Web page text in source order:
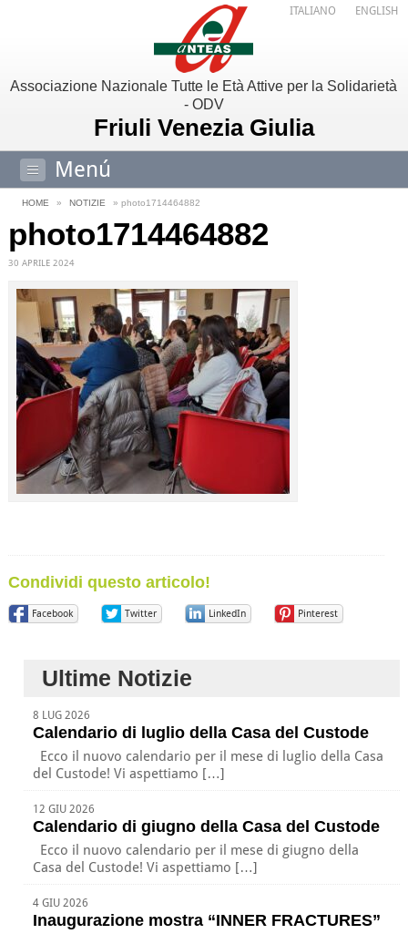
Associazione Nazionale Tutte le Età Attive per la Solidarietà
- ODV
Friuli Venezia Giulia
Menú
ITALIANO ENGLISH
HOME » NOTIZIE » photo1714464882
photo1714464882
30 APRILE 2024
Condividi questo articolo!
Facebook Twitter LinkedIn Pinterest
Ultime Notizie
8 LUG 2026
Calendario di luglio della Casa del Custode
Ecco il nuovo calendario per il mese di luglio della Casa
del Custode! Vi aspettiamo […]
12 GIU 2026
Calendario di giugno della Casa del Custode
Ecco il nuovo calendario per il mese di giugno della
Casa del Custode! Vi aspettiamo […]
4 GIU 2026
Inaugurazione mostra “INNER FRACTURES”